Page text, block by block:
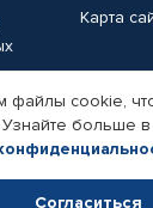
Карта
файлы cookie,
Узнайте больше
Согласиться